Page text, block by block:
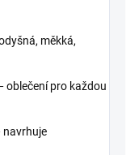
měkká,
oblečení pro každou
navrhuje